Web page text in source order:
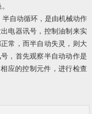
自动循环，是由机械动作
电器讯号，控制油制来实
常，而半自动失灵，则大
，首先观察半自动动作是
应的控制元件，进行检查